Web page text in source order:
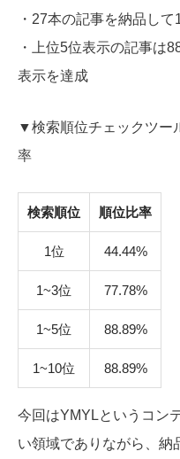
・27本の記事を納品し
・上位5位表示の記事は
表示を達成
▼検索順位チェックツー
率
検索順位 順位比率
1位 44.44%
1~3位 77.78%
1~5位 88.89%
1~10位 88.89%
今回はYMYLというコン
い領域でありながら、納